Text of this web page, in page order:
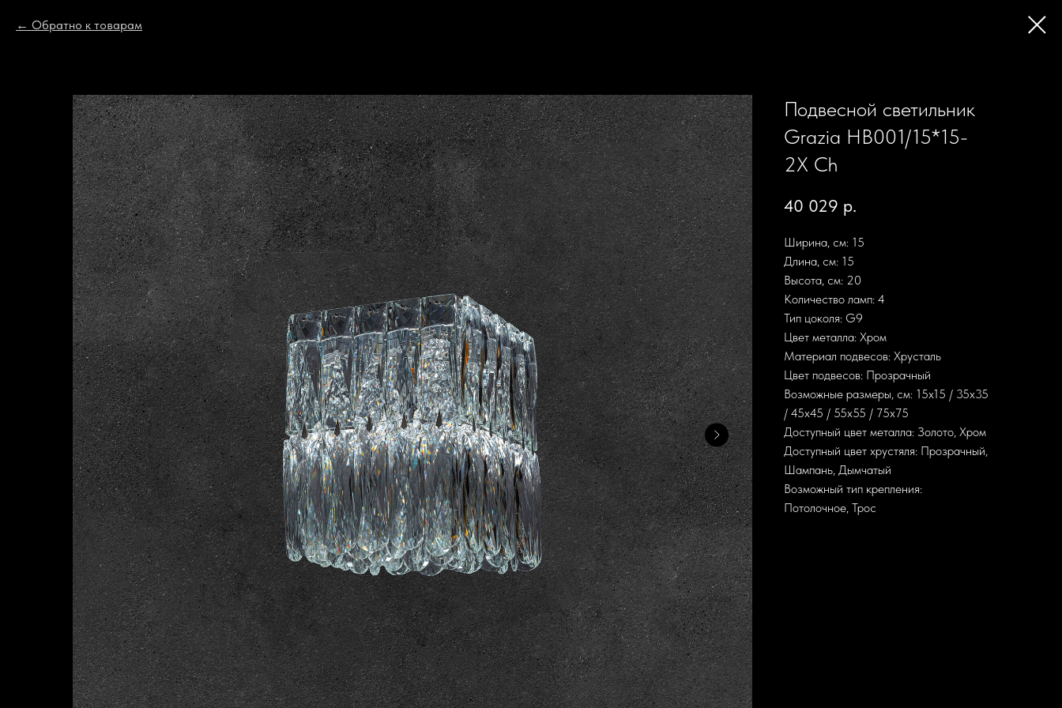
Обратно к товарам
Подвесной светильник
Grazia HB001/15*15-
2X Ch
40 029 р.
Ширина, см: 15
Длина, см: 15
Высота, см: 20
Количество ламп: 4
Тип цоколя: G9
Цвет металла: Хром
Материал подвесов: Хрусталь
Цвет подвесов: Прозрачный
Возможные размеры, см: 15х15 / 35х35
/ 45х45 / 55х55 / 75х75
Доступный цвет металла: Золото, Хром
Доступный цвет хрустяля: Прозрачный,
Шампань, Дымчатый
Возможный тип крепления:
Потолочное, Трос